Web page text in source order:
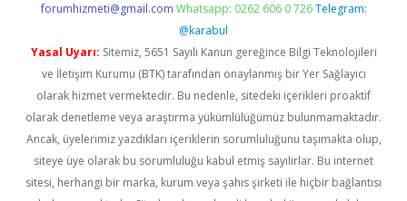
forumhizmeti@gmail.com Whatsapp: 0262 606 0 726 Telegram:
@karabul
Yasal Uyarı: Sitemiz, 5651 Sayılı Kanun gereğince Bilgi Teknolojileri
ve İletişim Kurumu (BTK) tarafından onaylanmış bir Yer Sağlayıcı
olarak hizmet vermektedir. Bu nedenle, sitedeki içerikleri proaktif
olarak denetleme veya araştırma yükümlülüğümüz bulunmamaktadır.
Ancak, üyelerimiz yazdıkları içeriklerin sorumluluğunu taşımakta olup,
siteye üye olarak bu sorumluluğu kabul etmiş sayılırlar. Bu internet
sitesi, herhangi bir marka, kurum veya şahıs şirketi ile hiçbir bağlantısı